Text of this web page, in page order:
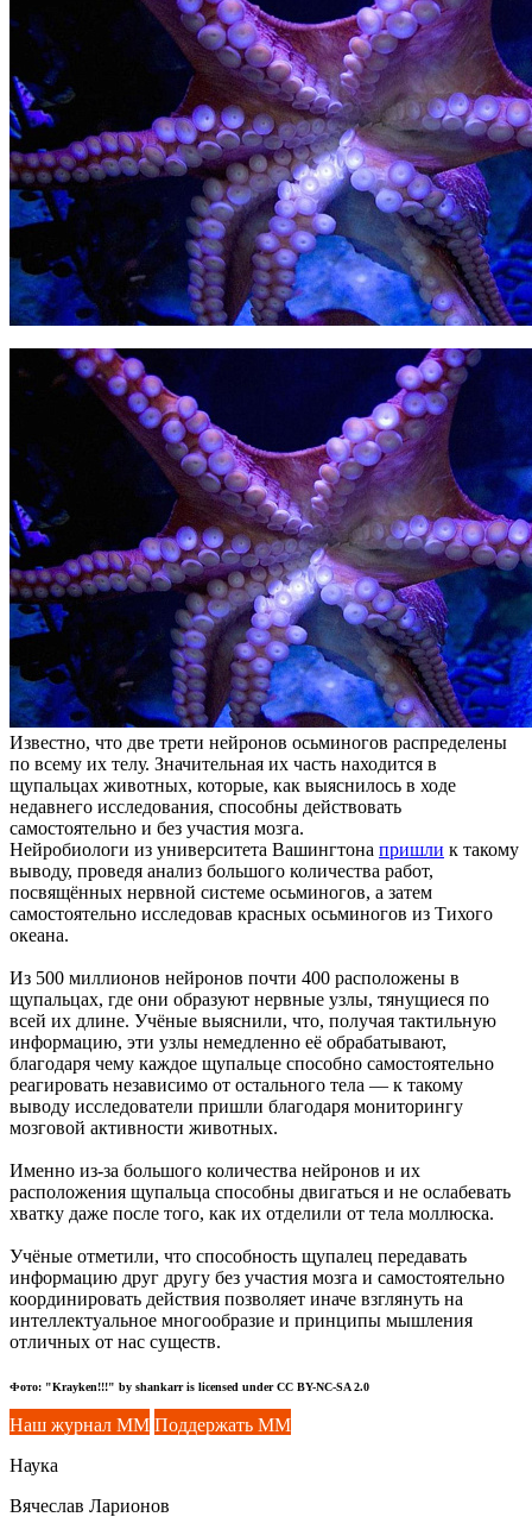
Известно, что две трети нейронов осьминогов распределены
по всему их телу. Значительная их часть находится в
щупальцах животных, которые, как выяснилось в ходе
недавнего исследования, способны действовать
самостоятельно и без участия мозга.
Нейробиологи из университета Вашингтона пришли к такому
выводу, проведя анализ большого количества работ,
посвящённых нервной системе осьминогов, а затем
самостоятельно исследовав красных осьминогов из Тихого
океана.
Из 500 миллионов нейронов почти 400 расположены в
щупальцах, где они образуют нервные узлы, тянущиеся по
всей их длине. Учёные выяснили, что, получая тактильную
информацию, эти узлы немедленно её обрабатывают,
благодаря чему каждое щупальце способно самостоятельно
реагировать независимо от остального тела — к такому
выводу исследователи пришли благодаря мониторингу
мозговой активности животных.
Именно из-за большого количества нейронов и их
расположения щупальца способны двигаться и не ослабевать
хватку даже после того, как их отделили от тела моллюска.
Учёные отметили, что способность щупалец передавать
информацию друг другу без участия мозга и самостоятельно
координировать действия позволяет иначе взглянуть на
интеллектуальное многообразие и принципы мышления
отличных от нас существ.
Фото: "Krayken!!!" by shankarr is licensed under CC BY-NC-SA 2.0
Наш журнал ММ Поддержать ММ
Наука
Вячеслав Ларионов